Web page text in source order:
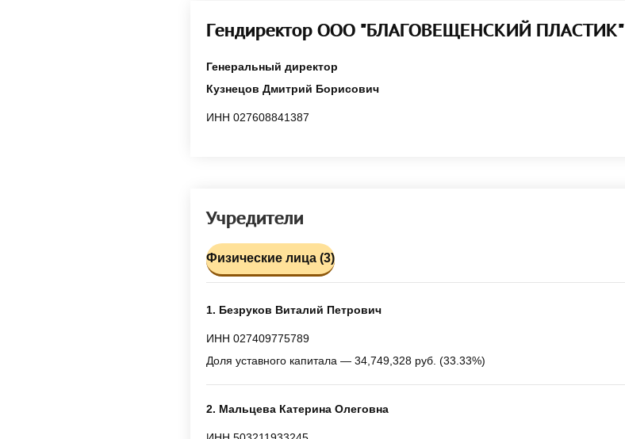
Гендиректор ООО "БЛАГОВЕЩЕНСКИЙ ПЛАСТИК"
Генеральный директор
Кузнецов Дмитрий Борисович
ИНН 027608841387
Учредители
Физические лица (3)
1. Безруков Виталий Петрович
ИНН 027409775789
Доля уставного капитала — 34,749,328 руб. (33.33%)
2. Мальцева Катерина Олеговна